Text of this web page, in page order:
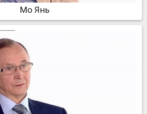
Мо Янь